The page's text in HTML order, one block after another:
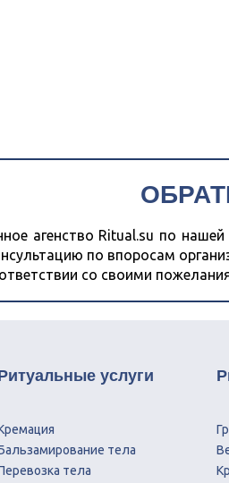
агенство Ritual.su по
по впоросам
со своими
услуги
тела
тела